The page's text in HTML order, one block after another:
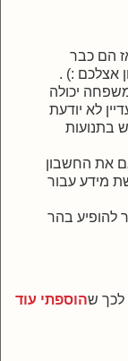
הם כבר
אצלכם :) .
יכולה
לא יודעת
בתנועות
את החשבון
מידע עבור
להופיע בהר
לכך שהוספתי עוד